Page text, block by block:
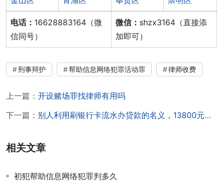
电话： 16628883164（微
信同号）
微信： shzx3164（直接添
加即可）
刑事辩护 帮助信息网络犯罪活动罪 律师收费
上一篇： 开设赌场罪找律师有用吗
下一篇： 别人利用刷银行卡流水办贷款的名义，13800元资金让我帮信罪。
相关文章
初犯帮助信息网络犯罪判多久